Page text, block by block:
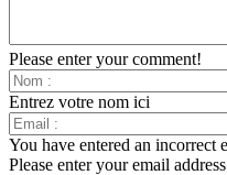
Please enter your comment!
Entrez votre nom ici
You have entered an incorrect
Please enter your email